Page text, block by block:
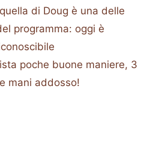
di Doug è una delle
programma: oggi è
poche buone maniere, 3
mani addosso!